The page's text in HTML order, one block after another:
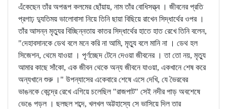
এঁকেছেন তাঁর অপরূপ কলমের ছোঁয়ায়, নাম তাঁর বোধিসত্ত্ব । জীবনের প্রতি
প্রগাঢ় দ্যুতিময় ভালোবাসা নিয়ে তিনি ছায়া বিছিয়ে রাখেন সিদ্ধার্থের ওপর ।
তাঁর আসন্ন মৃত্যুর বিচ্ছিন্নতায় কাতর সিদ্ধার্থের হাতে হাত রেখে তিনি বলেন,
"দেহাবসানকে ডেথ বলে মনে করি না আমি, মৃত্যু বলে মানি না । ডেথ হল
সিজেশন, থেমে যাওয়া । পূর্ণচ্ছেদ টেনে দেওয়া জীবনের । তা তো নয়, মৃত্যু
আমার কাছে সাঁকো, এক জীবন থেকে অন্য জীবনে যাওয়া, একখানে শেষ করে
অন্যখানে শুরু ।" উপন্যাসের একেবারে শেষে এসে দেখি, যে ভৈরবের
ভাঙনকে কেন্দ্রে রেখে এগিয়ে চলেছিল "রাজপাট" সেই নদীর পাড় অবশেষে
ভেঙে পড়ল । ছলছল শব্দে, খলখল অট্টহাস্যে সে ভাসিয়ে দিল তার